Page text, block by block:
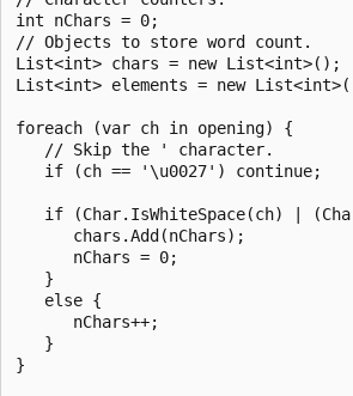
int nChars = 0;
// Objects to store word count.
List<int> chars = new List<int>();
List<int> elements = new
foreach (var ch in opening) {
   // Skip the ' character.
   if (ch == '\u0027') continue;
if (Char.IsWhiteSpace(ch) |
      chars.Add(nChars);
      nChars = 0;
   }
   else {
      nChars++;
   }
}